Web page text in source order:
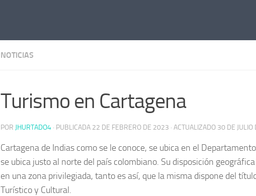
NOTICIAS
Turismo en Cartagena
POR JHURTADO4 · PUBLICADA 22 DE FEBRERO DE 2023 · ACTUALIZADO 30 DE
Cartagena de Indias como se le conoce, se ubica en el
se ubica justo al norte del país colombiano. Su disposición
en una zona privilegiada, tanto es así, que la misma dispone del
Turístico y Cultural.